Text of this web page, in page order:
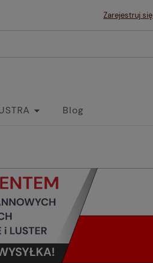
Zarejestruj się
Blog